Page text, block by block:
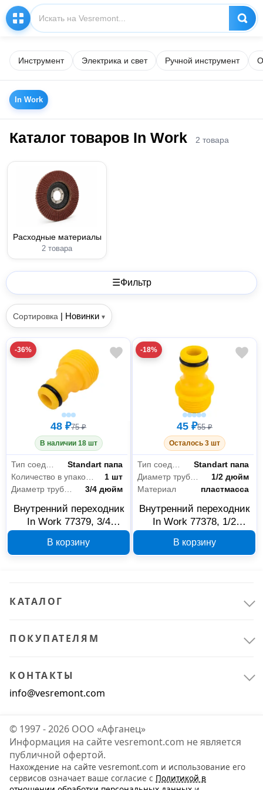
Инструмент Электрика и свет Ручной инструмент
In Work
Каталог товаров In Work 2 товара
Расходные материалы
2 товара
☰Фильтр
Сортировка | Новинки ▾
-36%
48 ₽75 ₽
В наличии 18 шт
Standart папа
1 шт
3/4 дюйм
Внутренний переходник
In Work 77379, 3/4
В корзину
-18%
45 ₽55 ₽
Осталось 3 шт
Standart папа
Диаметр трубы/крана
1/2 дюйм
Материал
пластмасса
Внутренний переходник
In Work 77378, 1/2
В корзину
КАТАЛОГ
ПОКУПАТЕЛЯМ
КОНТАКТЫ
info@vesremont.com
© 1997 - 2026 ООО «Афганец»
Информация на сайте vesremont.com не является
публичной офертой.
Нахождение на сайте vesremont.com и использование его
сервисов означает ваше согласие с Политикой в